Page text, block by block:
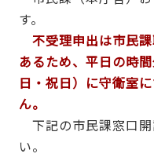
す。
不受理申出は市民
あるため、平日の時
日・祝日）に守衛室
ん。
下記の市民課窓口
い。